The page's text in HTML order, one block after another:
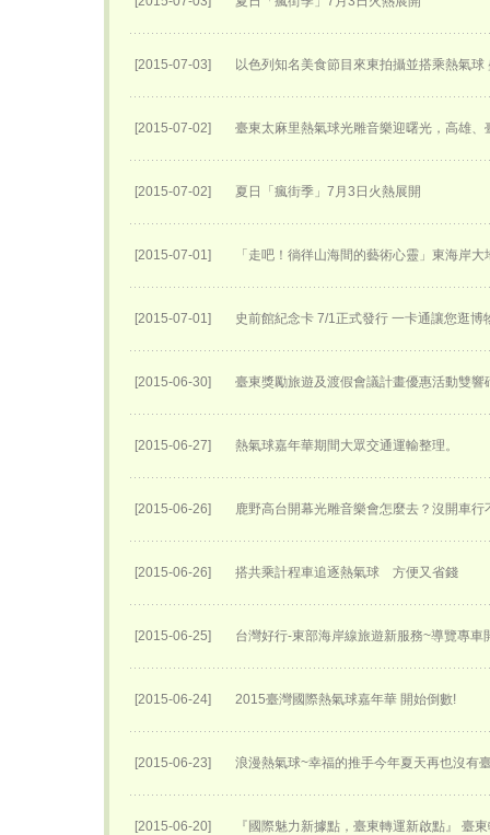
[2015-07-03] 以色列知名美食節目來東拍攝並搭乘熱氣球
[2015-07-02] 臺東太麻里熱氣球光雕音樂迎曙光，高雄
[2015-07-02] 夏日「瘋街季」7月3日火熱展開
[2015-07-01] 「走吧！徜徉山海間的藝術心靈」東海岸
[2015-07-01] 史前館紀念卡 7/1正式發行 一卡通讓您逛博
[2015-06-30] 臺東獎勵旅遊及渡假會議計畫優惠活動雙響
[2015-06-27] 熱氣球嘉年華期間大眾交通運輸整理。
[2015-06-26] 鹿野高台開幕光雕音樂會怎麼去？沒開車行
[2015-06-26] 搭共乘計程車追逐熱氣球 方便又省錢
[2015-06-25] 台灣好行-東部海岸線旅遊新服務~導覽專車
[2015-06-24] 2015臺灣國際熱氣球嘉年華 開始倒數!
[2015-06-23] 浪漫熱氣球~幸福的推手今年夏天再也沒有
[2015-06-20] 『國際魅力新據點，臺東轉運新啟點』 臺東